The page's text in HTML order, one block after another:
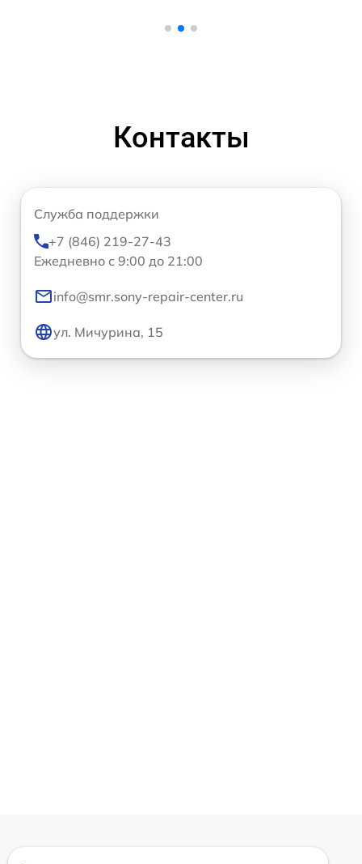
Контакты
Служба поддержки
+7 (846) 219-27-43
Ежедневно с 9:00 до 21:00
info@smr.sony-repair-center.ru
ул. Мичурина, 15